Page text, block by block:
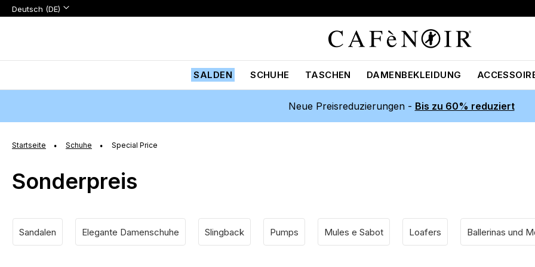
Sprache
Sprache:
Deutsch (DE)
SALDEN SCHUHE TASCHEN DAMENBEKLEIDUNG
Neue Preisreduzierungen - Bis zu 60% reduziert
Startseite Schuhe Special Price
Sonderpreis
Sandalen Elegante Damenschuhe Slingback Pumps Mules e Sabot Loafers Ballerinas und